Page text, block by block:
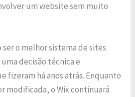
um website sem muito
ser o melhor sistema de sites
decisão técnica e
fizeram há anos atrás. Enquanto
modificada, o Wix continuará